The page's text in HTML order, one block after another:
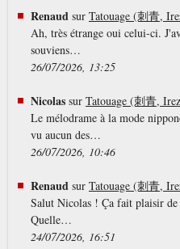
Renaudsur Tatouage (刺青,
Ah, très étrange oui celui-ci.
souviens…
26/07/2026, 13:25
Nicolassur Tatouage (刺青,
Le mélodrame à la mode
vu aucun des…
26/07/2026, 10:46
Renaudsur Tatouage (刺青,
Salut Nicolas ! Ça fait plaisir
Quelle…
24/07/2026, 16:51